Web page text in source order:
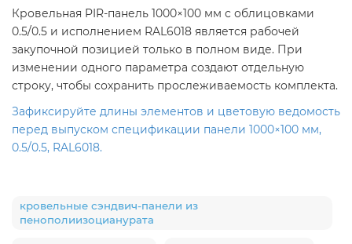
Кровельная PIR-панель 1000×100 мм с облицовками
0.5/0.5 и исполнением RAL6018 является рабочей
закупочной позицией только в полном виде. При
изменении одного параметра создают отдельную
строку, чтобы сохранить прослеживаемость комплекта.
Зафиксируйте длины элементов и цветовую ведомость
перед выпуском спецификации панели 1000×100 мм,
0.5/0.5, RAL6018.
кровельные сэндвич-панели из
пенополиизоцианурата